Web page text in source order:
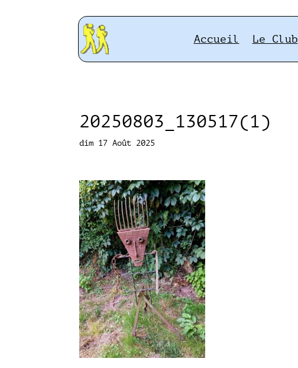
Accueil Le Club
20250803_130517(1)
dim 17 Août 2025